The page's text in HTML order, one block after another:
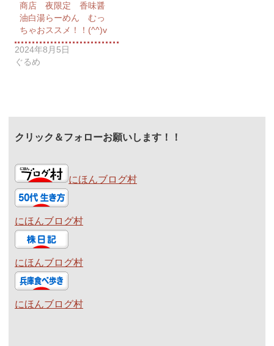
商店 夜限定 香味醤
油白湯らーめん むっ
ちゃおススメ！！(^^)v
2024年8月5日
ぐるめ
クリック＆フォローお願いします！！
にほんブログ村
にほんブログ村
にほんブログ村
にほんブログ村